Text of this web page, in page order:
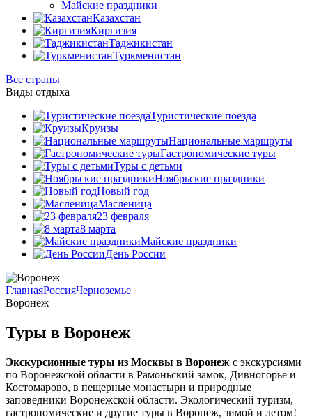
Майские праздники
Казахстан
Киргизия
Таджикистан
Туркменистан
Все страны
Виды отдыха
Туристические поезда
Круизы
Национальные маршруты
Гастрономические туры
Туры с детьми
Ноябрьские праздники
Новый год
Масленица
23 февраля
8 марта
Майские праздники
День России
ГлавнаяРоссияЧерноземье
Воронеж
Туры в Воронеж
Экскурсионные туры из Москвы в Воронеж с экскурсиями
по Воронежской области в Рамоньский замок, Дивногорье и
Костомарово, в пещерные монастыри и природные
заповедники Воронежской области. Экологический туризм,
гастрономические и другие туры в Воронеж, зимой и летом!